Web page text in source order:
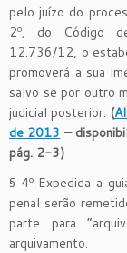
pelo juízo do
2º, do Código
12.736/12, o
promoverá a sua
salvo se por outro
judicial posterior. (
de 2013 –
pág. 2-3)
§ 4º Expedida a
penal serão
parte para
arquivamento.